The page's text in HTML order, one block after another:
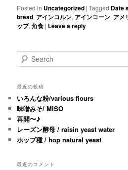
Posted in Uncategorized |Tagged Date
bread, アインコルン, アインコーン, アメ
ップ,角食 | Leave a reply
Search
最近の投稿
いろんな粉/various flours
味噌みそ/ MISO
再開〜♪
レーズン酵母 / raisin yeast water
ホップ種 / hop natural yeast
最近のコメント